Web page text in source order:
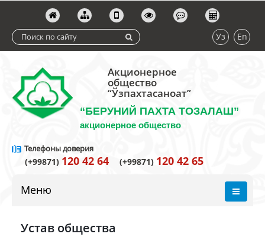
Уз En
Акционерное
общество
“Ўзпахтасаноат”
“БЕРУНИЙ ПАХТА ТОЗАЛАШ”
акционерное общество
Телефоны доверия
(+99871) 120 42 64 (+99871) 120 42 65
Меню
Устав общества